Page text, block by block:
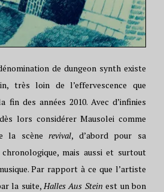
de dungeon synth existe
très loin de l’effervescence que
des années 2010. Avec d’infinies
lors considérer Mausolei comme
la scènerevival, d’abord pour sa
mais aussi et surtout
Par rapport à ce que l’artiste
la suite, Halles Aus Stein est un bon